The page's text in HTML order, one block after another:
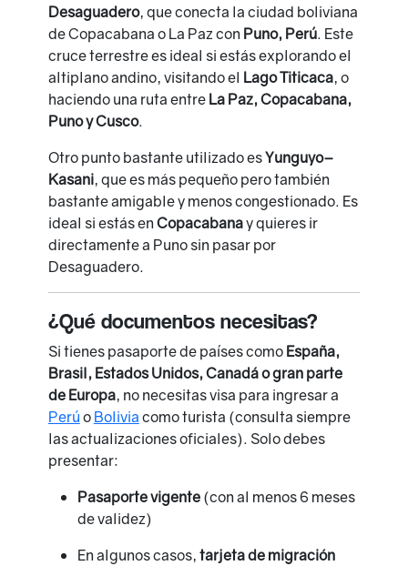
Desaguadero, que conecta la ciudad boliviana
de Copacabana o La Paz con Puno, Perú. Este
cruce terrestre es ideal si estás explorando el
altiplano andino, visitando el Lago Titicaca, o
haciendo una ruta entre La Paz, Copacabana,
Puno y Cusco.
Otro punto bastante utilizado esYunguyo–
Kasani, que es más pequeño pero también
bastante amigable y menos congestionado. Es
ideal si estás enCopacabanay quieres ir
directamente a Puno sin pasar por
Desaguadero.
¿Qué documentos necesitas?
Si tienes pasaporte de países como España,
Brasil, Estados Unidos, Canadá o gran parte
de Europa, no necesitas visa para ingresar a
Perú o Bolivia como turista (consulta siempre
las actualizaciones oficiales). Solo debes
presentar:
Pasaporte vigente(con al menos 6 meses
de validez)
En algunos casos, tarjeta de migración